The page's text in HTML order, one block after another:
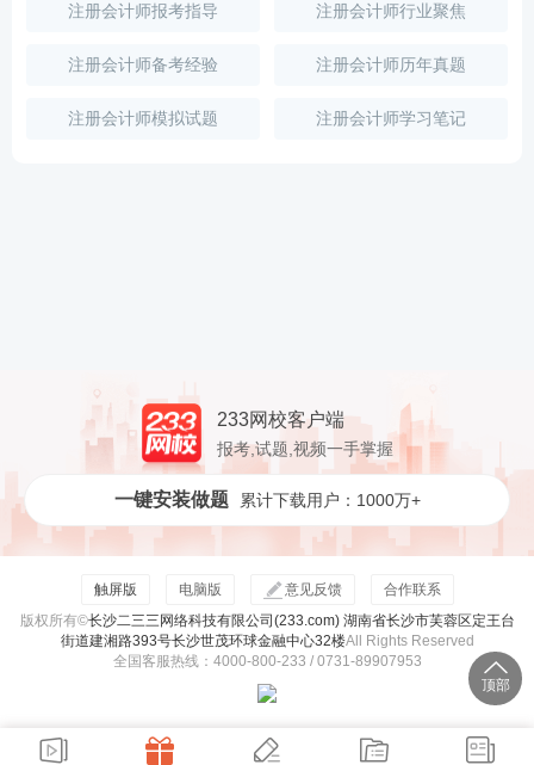
注册会计师报考指导 注册会计师行业聚焦
注册会计师备考经验 注册会计师历年真题
注册会计师模拟试题 注册会计师学习笔记
233网校客户端
报考,试题,视频一手掌握
一键安装做题 累计下载用户：1000万+
触屏版 电脑版 意见反馈
合作联系
版权所有©长沙二三三网络科技有限公司(233.com) 湖南省长沙市芙蓉区定王台
街道建湘路393号长沙世茂环球金融中心32楼All Rights Reserved
全国客服热线：4000-800-233 / 0731-89907953
顶部